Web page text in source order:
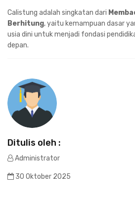
Calistung adalah singkatan dari
Berhitung, yaitu kemampuan dasar
usia dini untuk menjadi fondasi
depan.
Ditulis oleh :
Administrator
30 Oktober 2025